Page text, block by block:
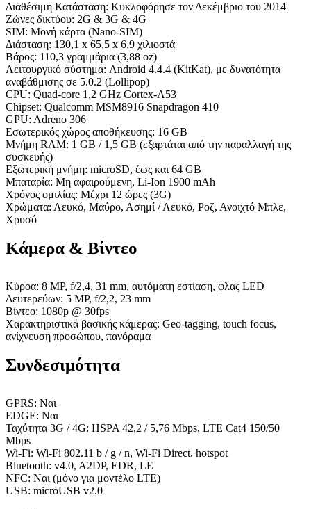
Διαθέσιμη Κατάσταση: Κυκλοφόρησε τον Δεκέμβριο του 2014
Ζώνες δικτύου: 2G & 3G & 4G
SIM: Μονή κάρτα (Nano-SIM)
Διάσταση: 130,1 x 65,5 x 6,9 χιλιοστά
Βάρος: 110,3 γραμμάρια (3,88 oz)
Λειτουργικό σύστημα: Android 4.4.4 (KitKat), με δυνατότητα
αναβάθμισης σε 5.0.2 (Lollipop)
CPU: Quad-core 1,2 GHz Cortex-A53
Chipset: Qualcomm MSM8916 Snapdragon 410
GPU: Adreno 306
Εσωτερικός χώρος αποθήκευσης: 16 GB
Μνήμη RAM: 1 GB / 1,5 GB (εξαρτάται από την παραλλαγή της
συσκευής)
Εξωτερική μνήμη: microSD, έως και 64 GB
Μπαταρία: Μη αφαιρούμενη, Li-Ion 1900 mAh
Χρόνος ομιλίας: Μέχρι 12 ώρες (3G)
Χρώματα: Λευκό, Μαύρο, Ασημί / Λευκό, Ροζ, Ανοιχτό Μπλε,
Χρυσό
Κάμερα & Βίντεο
Κύροα: 8 MP, f/2,4, 31 mm, αυτόματη εστίαση, φλας LED
Δευτερεύων: 5 MP, f/2,2, 23 mm
Βίντεο: 1080p @ 30fps
Χαρακτηριστικά βασικής κάμερας: Geo-tagging, touch focus,
ανίχνευση προσώπου, πανόραμα
Συνδεσιμότητα
GPRS: Ναι
EDGE: Ναι
Ταχύτητα 3G / 4G: HSPA 42,2 / 5,76 Mbps, LTE Cat4 150/50
Mbps
Wi-Fi: Wi-Fi 802.11 b / g / n, Wi-Fi Direct, hotspot
Bluetooth: v4.0, A2DP, EDR, LE
NFC: Ναι (μόνο για μοντέλο LTE)
USB: microUSB v2.0